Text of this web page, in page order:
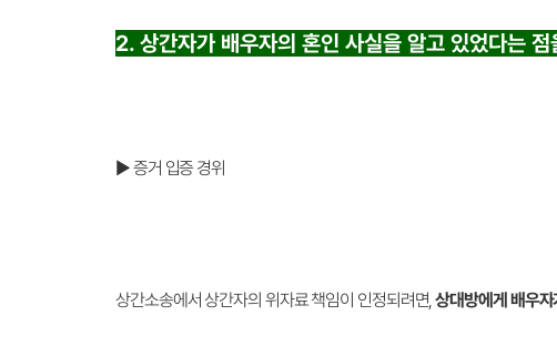
2. 상간자가 배우자의 혼인 사실을 알고 있었다는
▶ 증거 입증 경위
상간소송에서 상간자의 위자료 책임이 인정되려면,상대방에게 배우